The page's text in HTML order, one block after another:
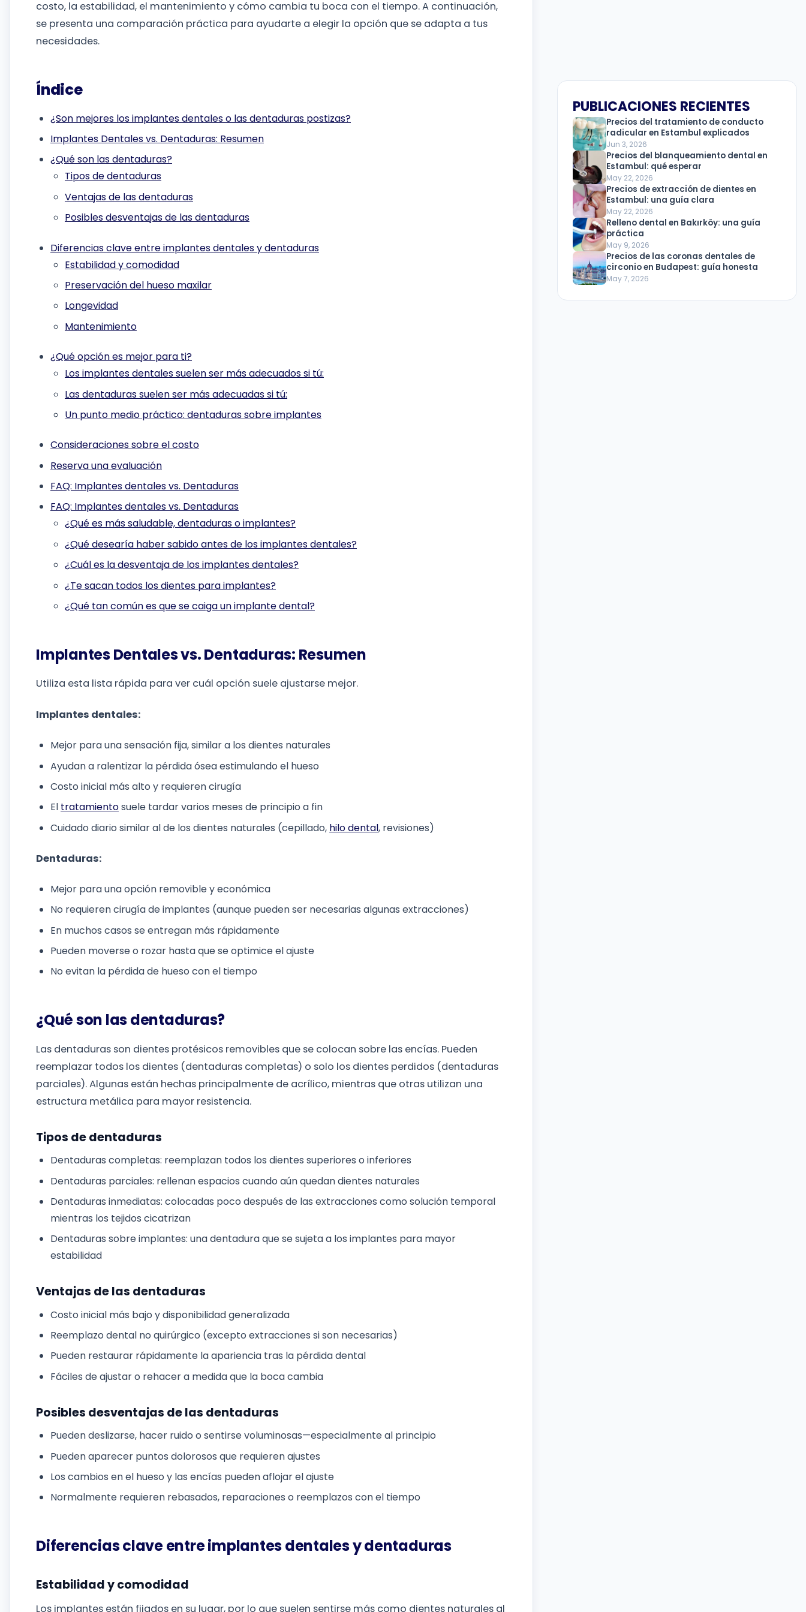
costo, la estabilidad, el mantenimiento y cómo cambia tu boca con el tiempo. A continuación,
se presenta una comparación práctica para ayudarte a elegir la opción que se adapta a tus
necesidades.
Índice
¿Son mejores los implantes dentales o las dentaduras postizas?
Implantes Dentales vs. Dentaduras: Resumen
¿Qué son las dentaduras?
Tipos de dentaduras
Ventajas de las dentaduras
Posibles desventajas de las dentaduras
Diferencias clave entre implantes dentales y dentaduras
Estabilidad y comodidad
Preservación del hueso maxilar
Longevidad
Mantenimiento
¿Qué opción es mejor para ti?
Los implantes dentales suelen ser más adecuados si tú:
Las dentaduras suelen ser más adecuadas si tú:
Un punto medio práctico: dentaduras sobre implantes
Consideraciones sobre el costo
Reserva una evaluación
FAQ: Implantes dentales vs. Dentaduras
FAQ: Implantes dentales vs. Dentaduras
¿Qué es más saludable, dentaduras o implantes?
¿Qué desearía haber sabido antes de los implantes dentales?
¿Cuál es la desventaja de los implantes dentales?
¿Te sacan todos los dientes para implantes?
¿Qué tan común es que se caiga un implante dental?
Implantes Dentales vs. Dentaduras: Resumen
Utiliza esta lista rápida para ver cuál opción suele ajustarse mejor.
Implantes dentales:
Mejor para una sensación fija, similar a los dientes naturales
Ayudan a ralentizar la pérdida ósea estimulando el hueso
Costo inicial más alto y requieren cirugía
El tratamientosuele tardar varios meses de principio a fin
Cuidado diario similar al de los dientes naturales (cepillado, hilo dental, revisiones)
Dentaduras:
Mejor para una opción removible y económica
No requieren cirugía de implantes (aunque pueden ser necesarias algunas extracciones)
En muchos casos se entregan más rápidamente
Pueden moverse o rozar hasta que se optimice el ajuste
No evitan la pérdida de hueso con el tiempo
¿Qué son las dentaduras?
Las dentaduras son dientes protésicos removibles que se colocan sobre las encías. Pueden
reemplazar todos los dientes (dentaduras completas) o solo los dientes perdidos (dentaduras
parciales). Algunas están hechas principalmente de acrílico, mientras que otras utilizan una
estructura metálica para mayor resistencia.
Tipos de dentaduras
Dentaduras completas: reemplazan todos los dientes superiores o inferiores
Dentaduras parciales: rellenan espacios cuando aún quedan dientes naturales
Dentaduras inmediatas: colocadas poco después de las extracciones como solución temporal
mientras los tejidos cicatrizan
Dentaduras sobre implantes: una dentadura que se sujeta a los implantes para mayor
estabilidad
Ventajas de las dentaduras
Costo inicial más bajo y disponibilidad generalizada
Reemplazo dental no quirúrgico (excepto extracciones si son necesarias)
Pueden restaurar rápidamente la apariencia tras la pérdida dental
Fáciles de ajustar o rehacer a medida que la boca cambia
Posibles desventajas de las dentaduras
Pueden deslizarse, hacer ruido o sentirse voluminosas—especialmente al principio
Pueden aparecer puntos dolorosos que requieren ajustes
Los cambios en el hueso y las encías pueden aflojar el ajuste
Normalmente requieren rebasados, reparaciones o reemplazos con el tiempo
Diferencias clave entre implantes dentales y dentaduras
Estabilidad y comodidad
Los implantes están fijados en su lugar, por lo que suelen sentirse más como dientes naturales al
PUBLICACIONES RECIENTES
Precios del tratamiento de conducto
radicular en Estambul explicados
Jun 3, 2026
Precios del blanqueamiento dental en
Estambul: qué esperar
May 22, 2026
Precios de extracción de dientes en
Estambul: una guía clara
May 22, 2026
Relleno dental en Bakırköy: una guía
práctica
May 9, 2026
Precios de las coronas dentales de
circonio en Budapest: guía honesta
May 7, 2026